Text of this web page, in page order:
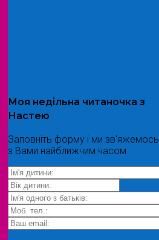
Моя недільна читаночка з
Настею
Заповніть форму і ми зв'яжемось
з Вами найближчим часом